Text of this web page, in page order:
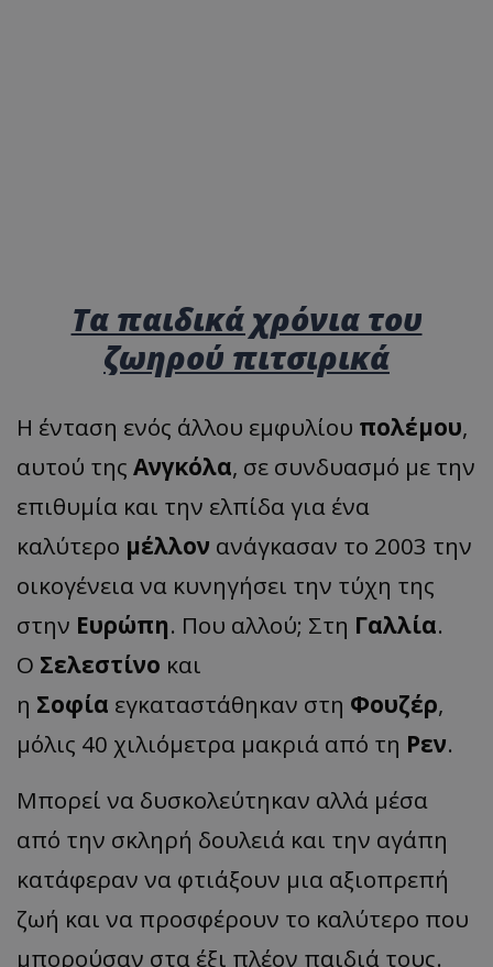
Τα παιδικά χρόνια του
ζωηρού πιτσιρικά
Η ένταση ενός άλλου εμφυλίου πολέμου,
αυτού της Ανγκόλα, σε συνδυασμό με την
επιθυμία και την ελπίδα για ένα
καλύτερο μέλλον ανάγκασαν το 2003 την
οικογένεια να κυνηγήσει την τύχη της
στην Ευρώπη. Που αλλού; Στη Γαλλία.
Ο Σελεστίνο και
η Σοφία εγκαταστάθηκαν στη Φουζέρ,
μόλις 40 χιλιόμετρα μακριά από τη Ρεν.
Μπορεί να δυσκολεύτηκαν αλλά μέσα
από την σκληρή δουλειά και την αγάπη
κατάφεραν να φτιάξουν μια αξιοπρεπή
ζωή και να προσφέρουν το καλύτερο που
μπορούσαν στα έξι πλέον παιδιά τους.